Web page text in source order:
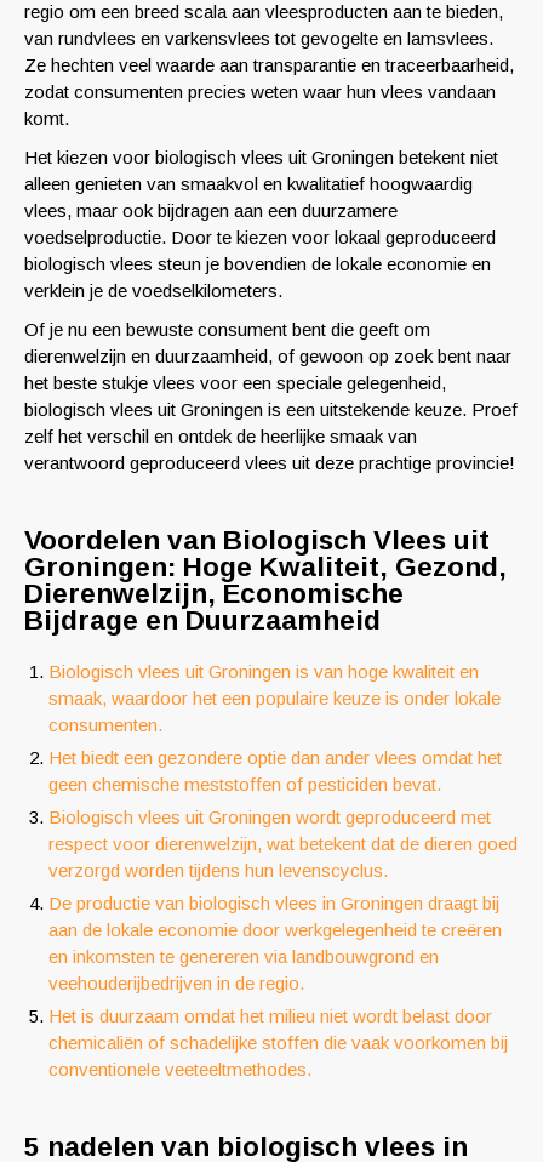
regio om een breed scala aan vleesproducten aan te bieden,
van rundvlees en varkensvlees tot gevogelte en lamsvlees.
Ze hechten veel waarde aan transparantie en traceerbaarheid,
zodat consumenten precies weten waar hun vlees vandaan
komt.
Het kiezen voor biologisch vlees uit Groningen betekent niet
alleen genieten van smaakvol en kwalitatief hoogwaardig
vlees, maar ook bijdragen aan een duurzamere
voedselproductie. Door te kiezen voor lokaal geproduceerd
biologisch vlees steun je bovendien de lokale economie en
verklein je de voedselkilometers.
Of je nu een bewuste consument bent die geeft om
dierenwelzijn en duurzaamheid, of gewoon op zoek bent naar
het beste stukje vlees voor een speciale gelegenheid,
biologisch vlees uit Groningen is een uitstekende keuze. Proef
zelf het verschil en ontdek de heerlijke smaak van
verantwoord geproduceerd vlees uit deze prachtige provincie!
Voordelen van Biologisch Vlees uit
Groningen: Hoge Kwaliteit, Gezond,
Dierenwelzijn, Economische
Bijdrage en Duurzaamheid
Biologisch vlees uit Groningen is van hoge kwaliteit en
smaak, waardoor het een populaire keuze is onder lokale
consumenten.
Het biedt een gezondere optie dan ander vlees omdat het
geen chemische meststoffen of pesticiden bevat.
Biologisch vlees uit Groningen wordt geproduceerd met
respect voor dierenwelzijn, wat betekent dat de dieren goed
verzorgd worden tijdens hun levenscyclus.
De productie van biologisch vlees in Groningen draagt ​​bij
aan de lokale economie door werkgelegenheid te creëren
en inkomsten te genereren via landbouwgrond en
veehouderijbedrijven in de regio.
Het is duurzaam omdat het milieu niet wordt belast door
chemicaliën of schadelijke stoffen die vaak voorkomen bij
conventionele veeteeltmethodes.
5 nadelen van biologisch vlees in